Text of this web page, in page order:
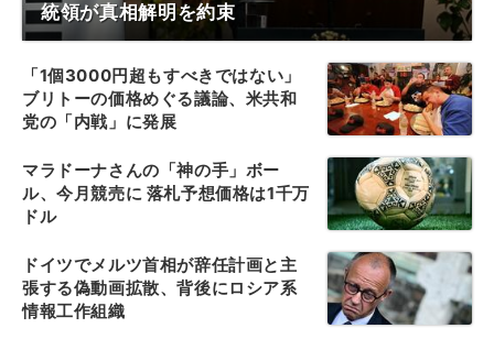
統領が真相解明を約束
「1個3000円超もすべきではない」
ブリトーの価格めぐる議論、米共和
党の「内戦」に発展
マラドーナさんの「神の手」ボー
ル、今月競売に 落札予想価格は1千万
ドル
ドイツでメルツ首相が辞任計画と主
張する偽動画拡散、背後にロシア系
情報工作組織